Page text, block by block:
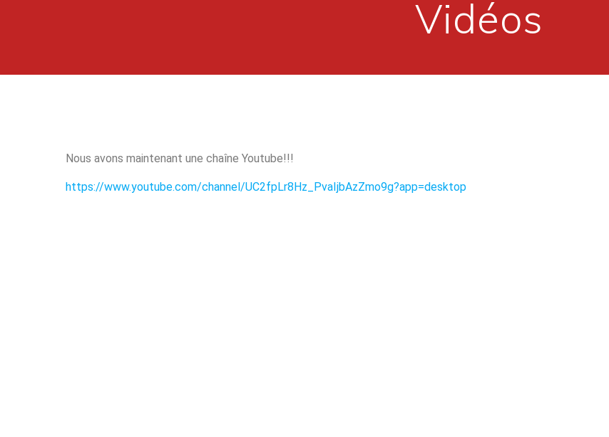
Vidéos
Nous avons maintenant une chaîne Youtube!!!
https://www.youtube.com/channel/UC2fpLr8Hz_PvaIjbAzZmo9g?app=desktop